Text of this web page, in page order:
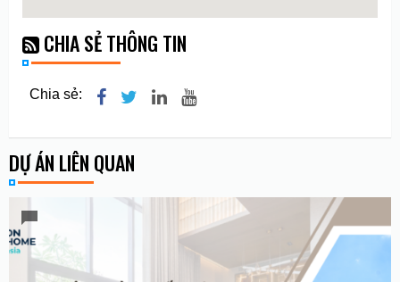
CHIA SẺ THÔNG TIN
Chia sẻ:
DỰ ÁN LIÊN QUAN